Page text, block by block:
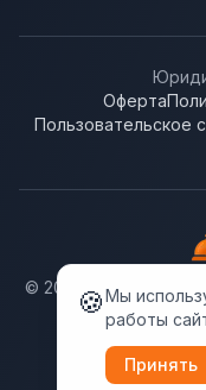
Оферта
Пользовательское
© 2009-2026
. ООО
не несёт
информации,
🍪Мы
работы
Принять